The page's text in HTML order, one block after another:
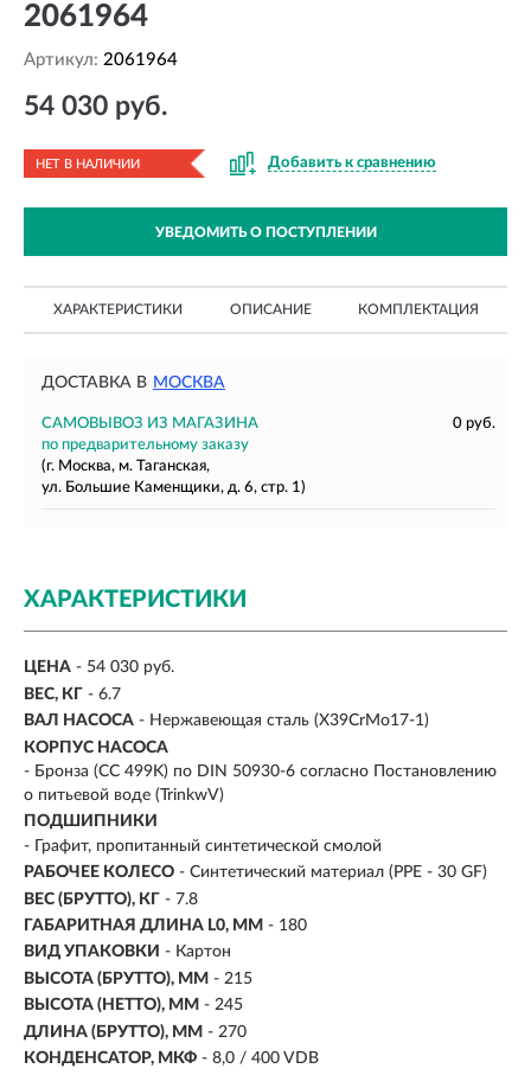
2061964
Артикул: 2061964
54 030 руб.
НЕТ В НАЛИЧИИ Добавить к сравнению
УВЕДОМИТЬ О ПОСТУПЛЕНИИ
ХАРАКТЕРИСТИКИ ОПИСАНИЕ КОМПЛЕКТАЦИЯ
ДОСТАВКА В МОСКВА
САМОВЫВОЗ ИЗ МАГАЗИНА
0 руб.
по предварительному заказу
(г. Москва, м. Таганская,
ул. Большие Каменщики, д. 6, стр. 1)
ХАРАКТЕРИСТИКИ
ЦЕНА - 54 030 руб.
ВЕС, КГ - 6.7
ВАЛ НАСОСА - Нержавеющая сталь (X39CrMo17-1)
КОРПУС НАСОСА
- Бронза (CC 499K) по DIN 50930-6 согласно Постановлению
о питьевой воде (TrinkwV)
ПОДШИПНИКИ
- Графит, пропитанный синтетической смолой
РАБОЧЕЕ КОЛЕСО - Синтетический материал (PPE - 30 GF)
ВЕС (БРУТТО), КГ - 7.8
ГАБАРИТНАЯ ДЛИНА L0, ММ - 180
ВИД УПАКОВКИ - Картон
ВЫСОТА (БРУТТО), ММ - 215
ВЫСОТА (НЕТТО), ММ - 245
ДЛИНА (БРУТТО), ММ - 270
КОНДЕНСАТОР, МКФ - 8,0 / 400 VDB